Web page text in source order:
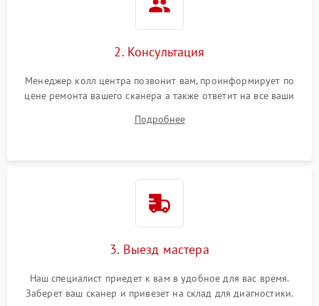
2. Консультация
Менеджер колл центра позвонит вам, проинформирует по
цене ремонта вашего сканера а также ответит на все ваши
Подробнее
3. Выезд мастера
Наш специалист приедет к вам в удобное для вас время.
Заберет ваш сканер и привезет на склад для диагностики.